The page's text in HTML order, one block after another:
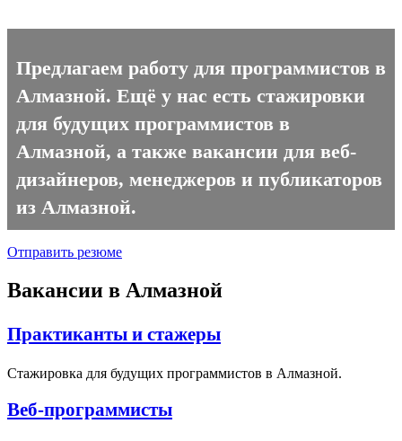
Предлагаем работу для программистов в
Алмазной. Ещё у нас есть стажировки
для будущих программистов в
Алмазной, а также вакансии для веб-
дизайнеров, менеджеров и публикаторов
из Алмазной.
Отправить резюме
Вакансии в Алмазной
Практиканты и стажеры
Стажировка для будущих программистов в Алмазной.
Веб-программисты